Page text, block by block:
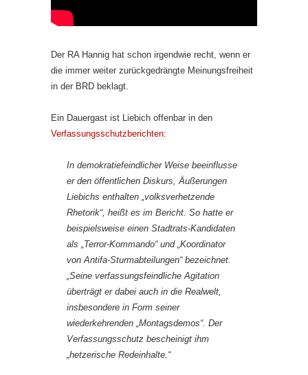
Der RA Hannig hat schon irgendwie recht, wenn er
die immer weiter zurückgedrängte Meinungsfreiheit
in der BRD beklagt.
Ein Dauergast ist Liebich offenbar in den
Verfassungsschutzberichten:
In demokratiefeindlicher Weise beeinflusse
er den öffentlichen Diskurs, Äußerungen
Liebichs enthalten „volksverhetzende
Rhetorik“, heißt es im Bericht. So hatte er
beispielsweise einen Stadtrats-Kandidaten
als „Terror-Kommando“ und „Koordinator
von Antifa-Sturmabteilungen“ bezeichnet.
„Seine verfassungsfeindliche Agitation
überträgt er dabei auch in die Realwelt,
insbesondere in Form seiner
wiederkehrenden „Montagsdemos“. Der
Verfassungsschutz bescheinigt ihm
„hetzerische Redeinhalte.“